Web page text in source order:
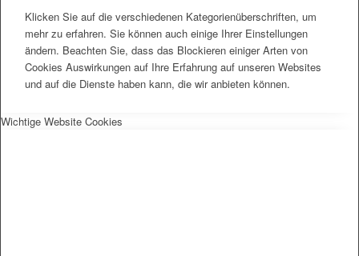
Klicken Sie auf die verschiedenen Kategorienüberschriften, um
mehr zu erfahren. Sie können auch einige Ihrer Einstellungen
ändern. Beachten Sie, dass das Blockieren einiger Arten von
Cookies Auswirkungen auf Ihre Erfahrung auf unseren Websites
und auf die Dienste haben kann, die wir anbieten können.
Wichtige Website Cookies